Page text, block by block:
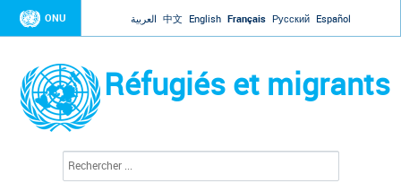
Jump to navigation
ONU العربية 中文 English Français Русский Español
Réfugiés et migrants
c